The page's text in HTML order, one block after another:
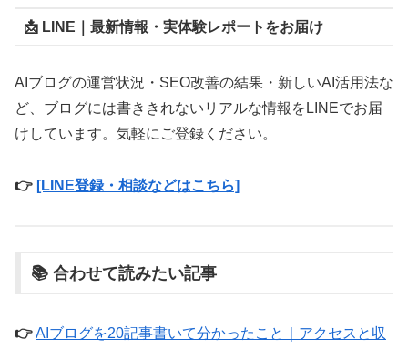
📩 LINE｜最新情報・実体験レポートをお届け
AIブログの運営状況・SEO改善の結果・新しいAI活用法な
ど、ブログには書ききれないリアルな情報をLINEでお届
けしています。気軽にご登録ください。
👉 [LINE登録・相談などはこちら]
📚 合わせて読みたい記事
👉AIブログを20記事書いて分かったこと｜アクセスと収